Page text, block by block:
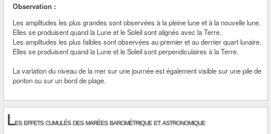
Observation :
Les amplitudes les plus grandes sont observées à la pleine lune et à la nouvelle lune.
Elles se produisent quand la Lune et le Soleil sont alignés avec la Terre.
Les amplitudes les plus faibles sont observées au premier et au dernier quart lunaire.
Elles se produisent quand la Lune et le Soleil sont perpendiculaires à la Terre.
La variation du niveau de la mer sur une journée est également visible sur une pile de
ponton ou sur un bord de plage.
Les effets cumulés des marées barométrique et astronomique